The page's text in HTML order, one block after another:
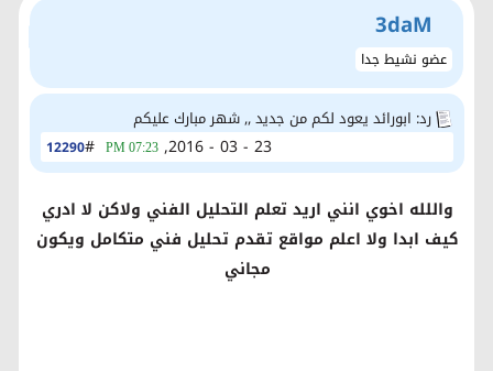
3daM
عضو نشيط جدا
رد: ابورائد يعود لكم من جديد ,, شهر مبارك عليكم
12290# 23 - 03 - 2016,
07:23 PM
واللله اخوي انني اريد تعلم التحليل الفني ولاكن لا ادري
كيف ابدا ولا اعلم مواقع تقدم تحليل فني متكامل ويكون
مجاني